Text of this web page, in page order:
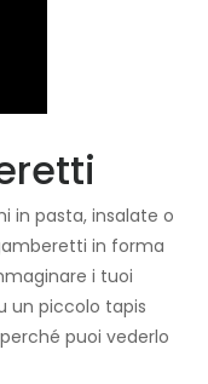
in pasta, insalate o
in forma
i tuoi
un piccolo tapis
puoi vederlo